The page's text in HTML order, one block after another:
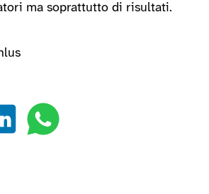
ma soprattutto di risultati.